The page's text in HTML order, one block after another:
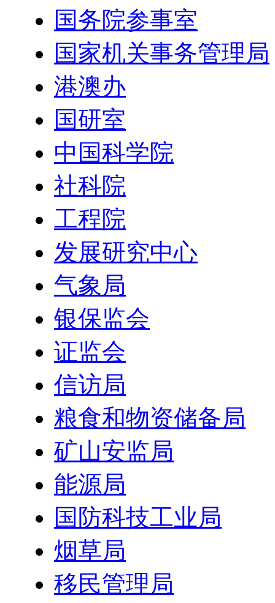
国务院参事室
国家机关事务管理局
港澳办
国研室
中国科学院
社科院
工程院
发展研究中心
气象局
银保监会
证监会
信访局
粮食和物资储备局
矿山安监局
能源局
国防科技工业局
烟草局
移民管理局